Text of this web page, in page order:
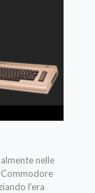
nelle
l’era